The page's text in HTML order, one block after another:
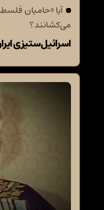
آیا «حامیان
می‌کشانند؟
اسرائیل‌ستیزی